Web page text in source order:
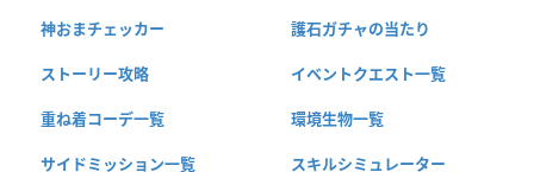
神おまチェッカー 護石ガチャの当たり
ストーリー攻略 イベントクエスト一覧
重ね着コーデ一覧 環境生物一覧
サイドミッション一覧 スキルシミュレーター